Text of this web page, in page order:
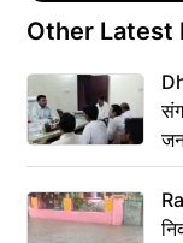
Other Latest